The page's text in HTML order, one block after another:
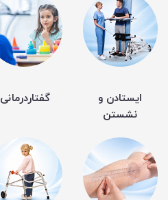
ایستادن و
نشستن
گفتاردرمانی